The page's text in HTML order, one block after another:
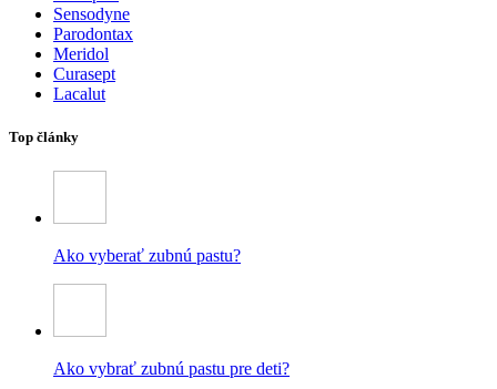
Sensodyne
Parodontax
Meridol
Curasept
Lacalut
Top články
Ako vyberať zubnú pastu?
Ako vybrať zubnú pastu pre deti?